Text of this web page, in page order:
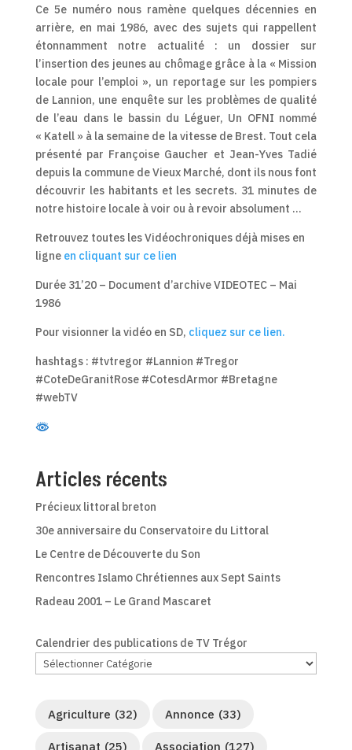
Ce 5e numéro nous ramène quelques décennies en
arrière, en mai 1986, avec des sujets qui rappellent
étonnamment notre actualité : un dossier sur
l’insertion des jeunes au chômage grâce à la « Mission
locale pour l’emploi », un reportage sur les pompiers
de Lannion, une enquête sur les problèmes de qualité
de l’eau dans le bassin du Léguer, Un OFNI nommé
« Katell » à la semaine de la vitesse de Brest. Tout cela
présenté par Françoise Gaucher et Jean-Yves Tadié
depuis la commune de Vieux Marché, dont ils nous font
découvrir les habitants et les secrets. 31 minutes de
notre histoire locale à voir ou à revoir absolument …
Retrouvez toutes les Vidéochroniques déjà mises en
ligne en cliquant sur ce lien
Durée 31’20 – Document d’archive VIDEOTEC – Mai
1986
Pour visionner la vidéo en SD, cliquez sur ce lien.
hashtags : #tvtregor #Lannion #Tregor
#CoteDeGranitRose #CotesdArmor #Bretagne
#webTV
Articles récents
Précieux littoral breton
30e anniversaire du Conservatoire du Littoral
Le Centre de Découverte du Son
Rencontres Islamo Chrétiennes aux Sept Saints
Radeau 2001 – Le Grand Mascaret
Calendrier des publications de TV Trégor
Agriculture (32) Annonce (33)
Artisanat (25) Association (127)